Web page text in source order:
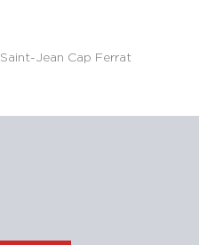
Saint-Jean Cap Ferrat